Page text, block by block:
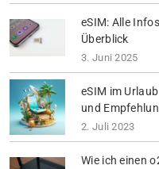
eSIM: Alle
Überblick
3. Juni 2025
eSIM im
und
2. Juli 2023
Wie ich einen